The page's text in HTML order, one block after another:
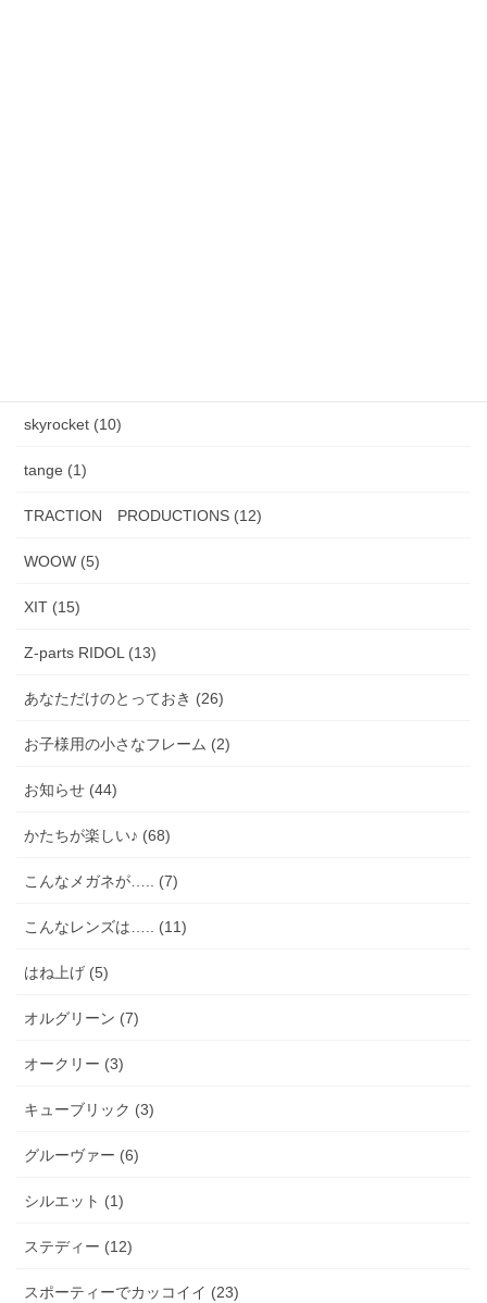
skyrocket (10)
tange (1)
TRACTION PRODUCTIONS (12)
WOOW (5)
XIT (15)
Z-parts RIDOL (13)
あなただけのとっておき (26)
お子様用の小さなフレーム (2)
お知らせ (44)
かたちが楽しい♪ (68)
こんなメガネが….. (7)
こんなレンズは….. (11)
はね上げ (5)
オルグリーン (7)
オークリー (3)
キューブリック (3)
グルーヴァー (6)
シルエット (1)
ステディー (12)
スポーティーでカッコイイ (23)